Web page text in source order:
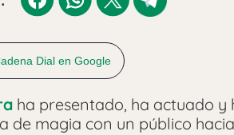
Dial en Google
ha presentado, ha actuado y
de magia con un público